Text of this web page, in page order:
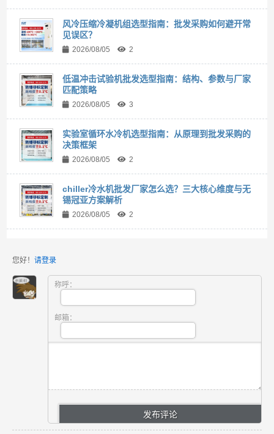
风冷压缩冷凝机组选型指南：批发采购如何避开常
见误区？
2026/08/05 2
低温冲击试验机批发选型指南：结构、参数与厂家
匹配策略
2026/08/05 3
实验室循环水冷机选型指南：从原理到批发采购的
决策框架
2026/08/05 2
chiller冷水机批发厂家怎么选？三大核心维度与无
锡冠亚方案解析
2026/08/05 2
您好！ 请登录
称呼：
邮箱：